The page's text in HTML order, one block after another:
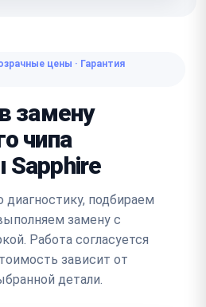
цены · Гарантия
замену
чипа
Sapphire
подбираем
замену с
Работа согласуется
зависит от
детали.